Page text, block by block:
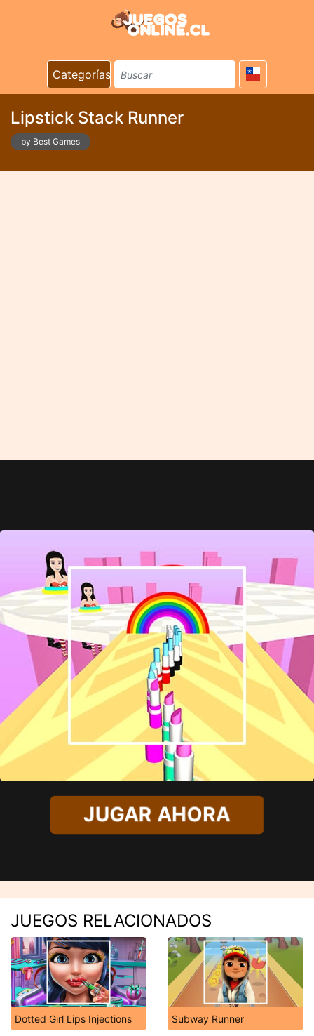
Categorías
Lipstick Stack Runner
by Best Games
JUGAR AHORA
JUEGOS RELACIONADOS
Dotted Girl Lips Injections Subway Runner